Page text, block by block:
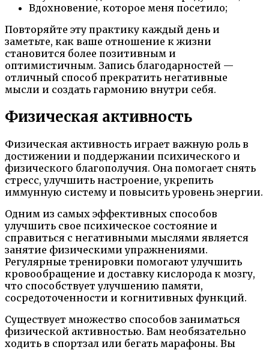
Вдохновение, которое меня посетило;
Повторяйте эту практику каждый день и
заметьте, как ваше отношение к жизни
становится более позитивным и
оптимистичным. Запись благодарностей —
отличный способ прекратить негативные
мысли и создать гармонию внутри себя.
Физическая активность
Физическая активность играет важную роль в
достижении и поддержании психического и
физического благополучия. Она помогает снять
стресс, улучшить настроение, укрепить
иммунную систему и повысить уровень энергии.
Одним из самых эффективных способов
улучшить свое психическое состояние и
справиться с негативными мыслями является
занятие физическими упражнениями.
Регулярные тренировки помогают улучшить
кровообращение и доставку кислорода к мозгу,
что способствует улучшению памяти,
сосредоточенности и когнитивных функций.
Существует множество способов заниматься
физической активностью. Вам необязательно
ходить в спортзал или бегать марафоны. Вы